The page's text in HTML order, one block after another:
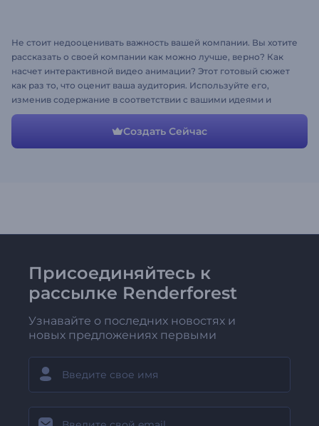
Не стоит недооценивать важность вашей компании. Вы хотите
рассказать о своей компании как можно лучше, верно? Как
насчет интерактивной видео анимации? Этот готовый сюжет
как раз то, что оценит ваша аудитория. Используйте его,
изменив содержание в соответствии с вашими идеями и
потребностями.
Создать Сейчас
Присоединяйтесь к
рассылке Renderforest
Узнавайте о последних новостях и
новых предложениях первыми